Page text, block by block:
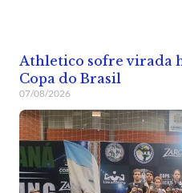
Athletico sofre virada
Copa do Brasil
07/08/2026